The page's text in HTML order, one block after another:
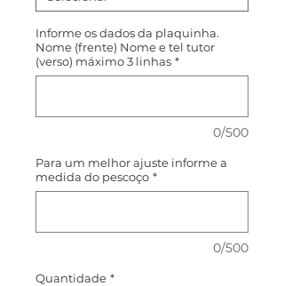
Informe os dados da plaquinha.
Nome (frente) Nome e tel tutor
(verso) máximo 3 linhas *
0/500
Para um melhor ajuste informe a
medida do pescoço *
0/500
Quantidade *